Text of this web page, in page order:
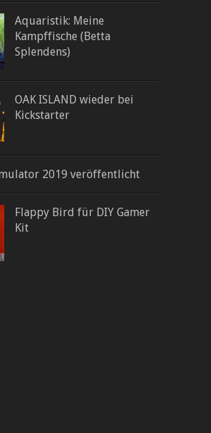
Aquaristik: Meine
Kampffische (Betta
Splendens)
OAK ISLAND wieder bei
Kickstarter
2019 veröffentlicht
Flappy Bird für DIY Gamer
Kit